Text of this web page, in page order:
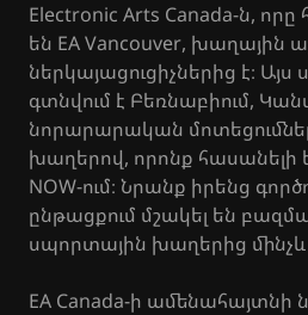
Electronic Arts Canada-ն,
են EA Vancouver, խաղային
ներկայացուցիչներից է։
գտնվում է Բեռնաբիում,
նորարարական
խաղերով, որոնք հասանելի
NOW-ում։ Նրանք իրենց
ընթացքում մշակել են
սպորտային խաղերից
EA Canada-ի ամենահայտնի